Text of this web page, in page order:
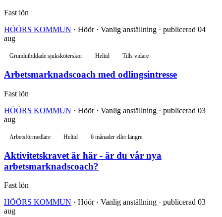
Fast lön
HÖÖRS KOMMUN · Höör · Vanlig anställning · publicerad 04
aug
Grundutbildade sjuksköterskor Heltid Tills vidare
Arbetsmarknadscoach med odlingsintresse
Fast lön
HÖÖRS KOMMUN · Höör · Vanlig anställning · publicerad 03
aug
Arbetsförmedlare Heltid 6 månader eller längre
Aktivitetskravet är här - är du vår nya
arbetsmarknadscoach?
Fast lön
HÖÖRS KOMMUN · Höör · Vanlig anställning · publicerad 03
aug